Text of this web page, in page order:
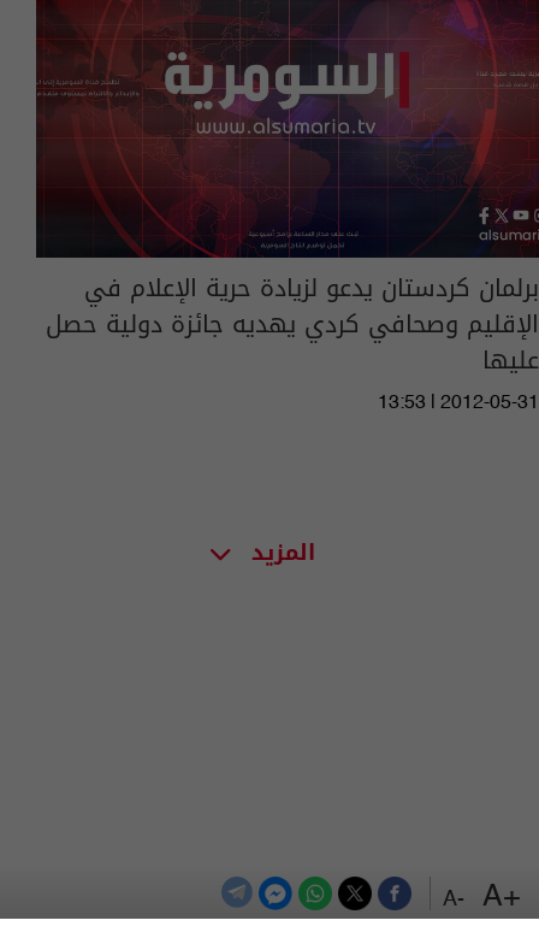
+A
-A
برلمان كردستان يدعو لزيادة حرية الإعلام في
الإقليم وصحافي كردي يهديه جائزة دولية حصل
عليها
13:53 | 2012-05-31
المزيد